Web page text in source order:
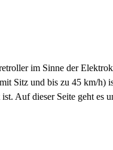
im Sinne der
und bis zu 45 km/h)
Auf dieser Seite geht es